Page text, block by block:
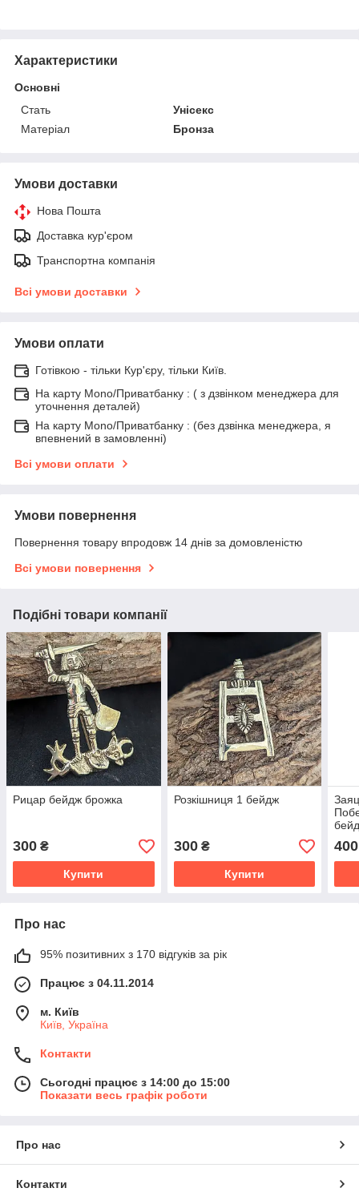
Характеристики
Основні
Стать
Унісекс
Матеріал
Бронза
Умови доставки
Нова Пошта
Доставка кур'єром
Транспортна компанія
Всі умови доставки
Умови оплати
Готівкою - тільки Кур'єру, тільки Київ.
На карту Mono/Приватбанку : ( з дзвінком менеджера для
уточнення деталей)
На карту Mono/Приватбанку : (без дзвінка менеджера, я
впевнений в замовленні)
Всі умови оплати
Умови повернення
Повернення товару впродовж 14 днів за домовленістю
Всі умови повернення
Подібні товари компанії
Рицар бейдж брожка
300 ₴
Купити
Розкішниця 1 бейдж
300₴
Купити
400
Про нас
95% позитивних з 170 відгуків за рік
Працює з 04.11.2014
м. Київ
Київ, Україна
Контакти
Сьогодні працює з 14:00 до 15:00
Показати весь графік роботи
Про нас
Контакти